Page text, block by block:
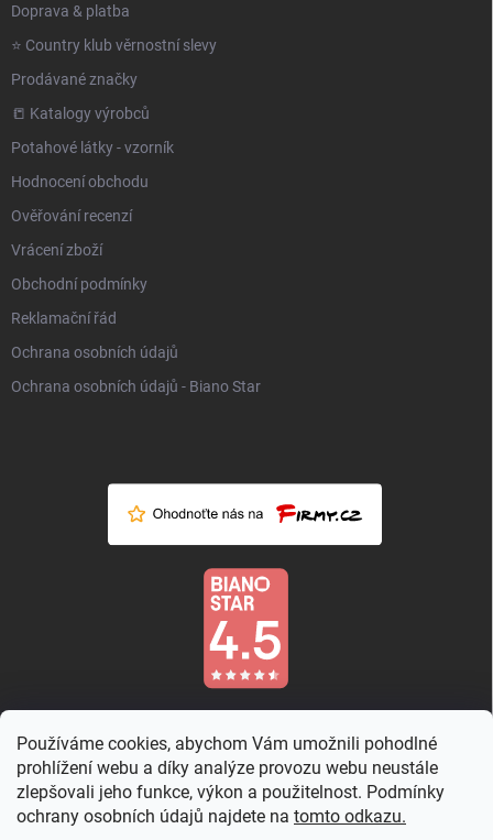
Používáme cookies, abychom Vám umožnili pohodlné
prohlížení webu a díky analýze provozu webu neustále
zlepšovali jeho funkce, výkon a použitelnost. Podmínky
ochrany osobních údajů najdete na tomto odkazu.
Doprava & platba
⭐️ Country klub věrnostní slevy
Prodávané značky
📒 Katalogy výrobců
Potahové látky - vzorník
Hodnocení obchodu
Ověřování recenzí
Vrácení zboží
Obchodní podmínky
Reklamační řád
Ochrana osobních údajů
Ochrana osobních údajů - Biano Star